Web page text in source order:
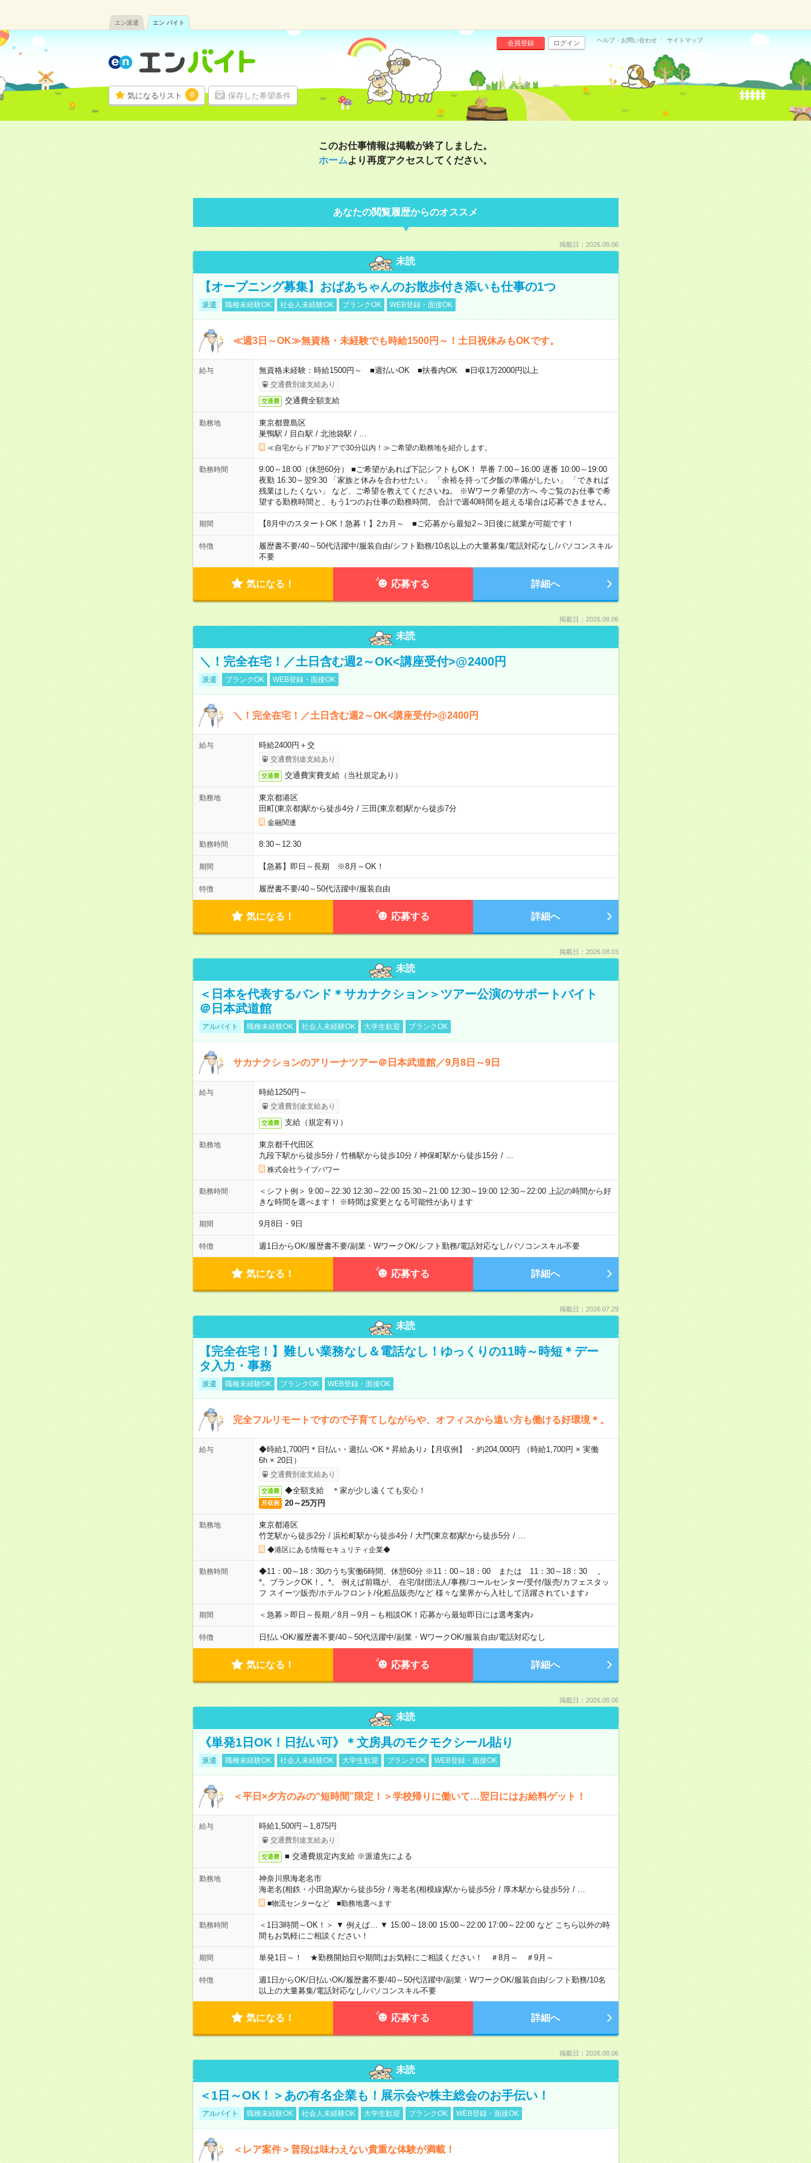
エン派遣 エン バイト
気になるリスト 0 保存した希望条件
会員登録 ログイン ヘルプ・お問い合わせ サイトマップ
このお仕事情報は掲載が終了しました。
ホームより再度アクセスしてください。
あなたの閲覧履歴からのオススメ
掲載日：2026.08.06
未読
【オープニング募集】おばあちゃんのお散歩付き添いも仕事の1つ
派遣 職種未経験OK 社会人未経験OK ブランクOK WEB登録・面接OK
≪週3日～OK≫無資格・未経験でも時給1500円～！土日祝休みもOKです。
給与 無資格未経験：時給1500円～ ■週払いOK ■扶養内OK ■日収1万2000円以上
交通費別途支給あり
交通費 交通費全額支給
勤務地
東京都豊島区
巣鴨駅 / 目白駅 / 北池袋駅 / …
≪自宅からドアtoドアで30分以内！≫ご希望の勤務地を紹介します。
勤務時間
9:00～18:00（休憩60分） ■ご希望があれば下記シフトもOK！ 早番 7:00～16:00 遅番 10:00～19:00
夜勤 16:30～翌9:30 「家族と休みを合わせたい」 「余裕を持って夕飯の準備がしたい」 「できれば
残業はしたくない」 など、ご希望を教えてくださいね。 ※Wワーク希望の方へ 今ご覧のお仕事で希
望する勤務時間と、もう1つのお仕事の勤務時間。 合計で週40時間を超える場合は応募できません。
期間 【8月中のスタートOK！急募！】2カ月～ ■ご応募から最短2～3日後に就業が可能です！
特徴 履歴書不要/40～50代活躍中/服装自由/シフト勤務/10名以上の大量募集/電話対応なし/パソコンスキル
不要
気になる！ 応募する 詳細へ
掲載日：2026.08.06
未読
＼！完全在宅！／土日含む週2～OK<講座受付>@2400円
派遣 ブランクOK WEB登録・面接OK
＼！完全在宅！／土日含む週2～OK<講座受付>@2400円
給与 時給2400円＋交
交通費別途支給あり
交通費 交通費実費支給（当社規定あり）
勤務地
東京都港区
田町(東京都)駅から徒歩4分/ 三田(東京都)駅から徒歩7分
金融関連
勤務時間 8:30～12:30
期間 【急募】即日～長期 ※8月～OK！
特徴 履歴書不要/40～50代活躍中/服装自由
気になる！ 応募する 詳細へ
掲載日：2026.08.03
未読
＜日本を代表するバンド＊サカナクション＞ツアー公演のサポートバイト
＠日本武道館
アルバイト 職種未経験OK 社会人未経験OK 大学生歓迎 ブランクOK
サカナクションのアリーナツアー＠日本武道館／9月8日～9日
給与 時給1250円～
交通費別途支給あり
交通費 支給（規定有り）
勤務地
東京都千代田区
九段下駅から徒歩5分/ 竹橋駅から徒歩10分/ 神保町駅から徒歩15分/ …
株式会社ライブパワー
勤務時間
＜シフト例＞ 9:00～22:30 12:30～22:00 15:30～21:00 12:30～19:00 12:30～22:00 上記の時間から好
きな時間を選べます！ ※時間は変更となる可能性があります
期間 9月8日・9日
特徴 週1日からOK/履歴書不要/副業・WワークOK/シフト勤務/電話対応なし/パソコンスキル不要
気になる！ 応募する 詳細へ
掲載日：2026.07.29
未読
【完全在宅！】難しい業務なし＆電話なし！ゆっくりの11時～時短＊デー
タ入力・事務
派遣 職種未経験OK ブランクOK WEB登録・面接OK
完全フルリモートですので子育てしながらや、オフィスから遠い方も働ける好環境＊。
給与
◆時給1,700円＊日払い・週払いOK＊昇給あり♪【月収例】 ・約204,000円 （時給1,700円 × 実働
6h × 20日）
交通費別途支給あり
交通費 ◆全額支給 ＊家が少し遠くても安心！
月収例 20～25万円
勤務地
東京都港区
竹芝駅から徒歩2分/ 浜松町駅から徒歩4分/ 大門(東京都)駅から徒歩5分/ …
◆港区にある情報セキュリティ企業◆
勤務時間
◆11：00～18：30のうち実働6時間、休憩60分 ※11：00～18：00 または 11：30～18：30 。
*。ブランクOK！。*。 例えば前職が、 在宅/財団法人/事務/コールセンター/受付/販売/カフェスタッ
フ スイーツ販売/ホテルフロント/化粧品販売/など 様々な業界から入社して活躍されています♪
期間 ＜急募＞即日～長期／8月～9月～も相談OK！応募から最短即日には選考案内♪
特徴 日払いOK/履歴書不要/40～50代活躍中/副業・WワークOK/服装自由/電話対応なし
気になる！ 応募する 詳細へ
掲載日：2026.08.06
未読
《単発1日OK！日払い可》＊文房具のモクモクシール貼り
派遣 職種未経験OK 社会人未経験OK 大学生歓迎 ブランクOK WEB登録・面接OK
＜平日×夕方のみの“短時間”限定！＞学校帰りに働いて…翌日にはお給料ゲット！
給与 時給1,500円～1,875円
交通費別途支給あり
交通費 ■ 交通費規定内支給 ※派遣先による
勤務地
神奈川県海老名市
海老名(相鉄・小田急)駅から徒歩5分/ 海老名(相模線)駅から徒歩5分/ 厚木駅から徒歩5分/ …
■物流センターなど ■勤務地選べます
勤務時間
＜1日3時間～OK！＞ ▼ 例えば… ▼ 15:00～18:00 15:00～22:00 17:00～22:00 など こちら以外の時
間もお気軽にご相談ください！
期間 単発1日～！ ★勤務開始日や期間はお気軽にご相談ください！ ＃8月～ ＃9月～
特徴 週1日からOK/日払いOK/履歴書不要/40～50代活躍中/副業・WワークOK/服装自由/シフト勤務/10名
以上の大量募集/電話対応なし/パソコンスキル不要
気になる！ 応募する 詳細へ
掲載日：2026.08.06
未読
＜1日～OK！＞あの有名企業も！展示会や株主総会のお手伝い！
アルバイト 職種未経験OK 社会人未経験OK 大学生歓迎 ブランクOK WEB登録・面接OK
＜レア案件＞普段は味わえない貴重な体験が満載！